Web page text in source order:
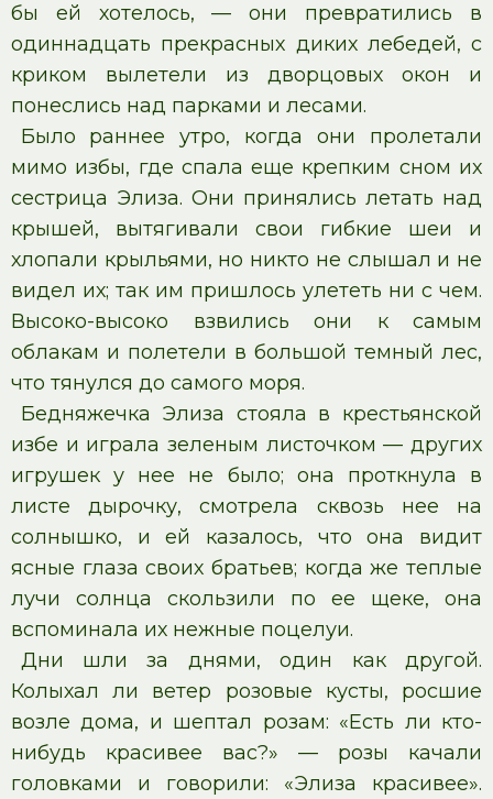
бы ей хотелось, — они превратились в
одиннадцать прекрасных диких лебедей, с
криком вылетели из дворцовых окон и
понеслись над парками и лесами.
Было раннее утро, когда они пролетали
мимо избы, где спала еще крепким сном их
сестрица Элиза. Они принялись летать над
крышей, вытягивали свои гибкие шеи и
хлопали крыльями, но никто не слышал и не
видел их; так им пришлось улететь ни с чем.
Высоко-высоко взвились они к самым
облакам и полетели в большой темный лес,
что тянулся до самого моря.
Бедняжечка Элиза стояла в крестьянской
избе и играла зеленым листочком — других
игрушек у нее не было; она проткнула в
листе дырочку, смотрела сквозь нее на
солнышко, и ей казалось, что она видит
ясные глаза своих братьев; когда же теплые
лучи солнца скользили по ее щеке, она
вспоминала их нежные поцелуи.
Дни шли за днями, один как другой.
Колыхал ли ветер розовые кусты, росшие
возле дома, и шептал розам: «Есть ли кто-
нибудь красивее вас?» — розы качали
головками и говорили: «Элиза красивее».